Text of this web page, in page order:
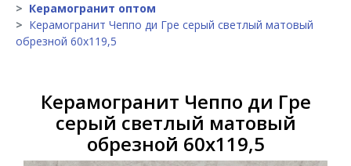
Керамогранит оптом
Керамогранит Чеппо ди Гре серый светлый матовый
обрезной 60х119,5
Керамогранит Чеппо ди Гре
серый светлый матовый
обрезной 60х119,5